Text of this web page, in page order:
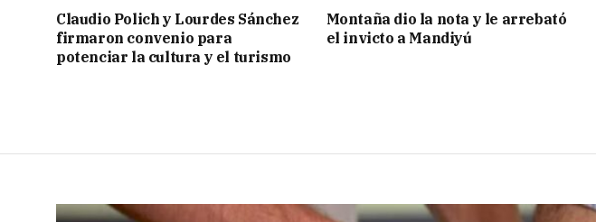
Claudio Polich y Lourdes Sánchez
firmaron convenio para
potenciar la cultura y el turismo
Montaña dio la nota y le arrebató
el invicto a Mandiyú